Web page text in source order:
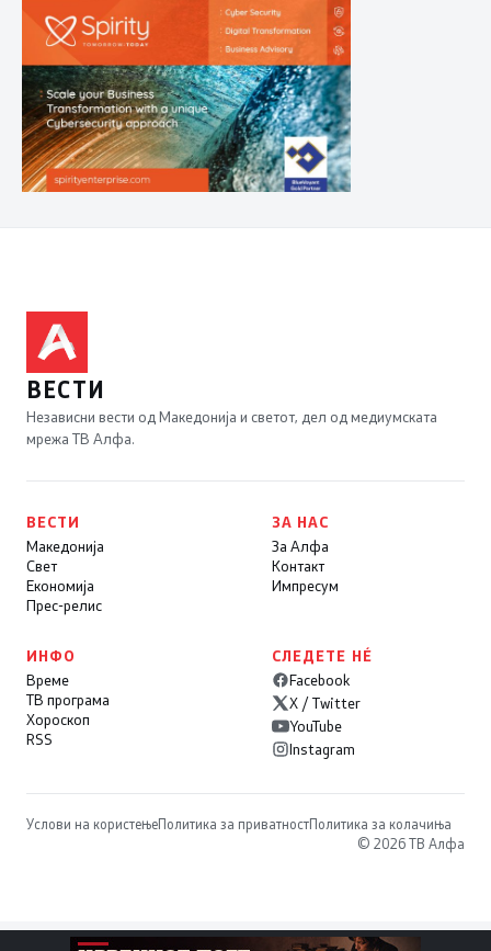
ВЕСТИ
Независни вести од Македонија и светот, дел од медиумската
мрежа ТВ Алфа.
ВЕСТИ
Македонија
Свет
Економија
Прес-релис
ЗА НАС
За Алфа
Контакт
Импресум
ИНФО
Време
ТВ програма
Хороскоп
RSS
СЛЕДЕТЕ НÉ
Facebook
X / Twitter
YouTube
Instagram
Услови на користењеПолитика за приватностПолитика за колачиња
© 2026 ТВ Алфа